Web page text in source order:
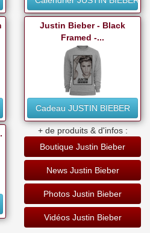
Justin Bieber - Black
Framed -...
Cadeau JUSTIN BIEBER
+ de produits & d'infos :
Boutique Justin Bieber
News Justin Bieber
Photos Justin Bieber
Vidéos Justin Bieber